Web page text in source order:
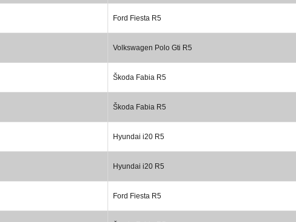
Ford Fiesta R5
Volkswagen Polo Gti R5
Škoda Fabia R5
Škoda Fabia R5
Hyundai i20 R5
Hyundai i20 R5
Ford Fiesta R5